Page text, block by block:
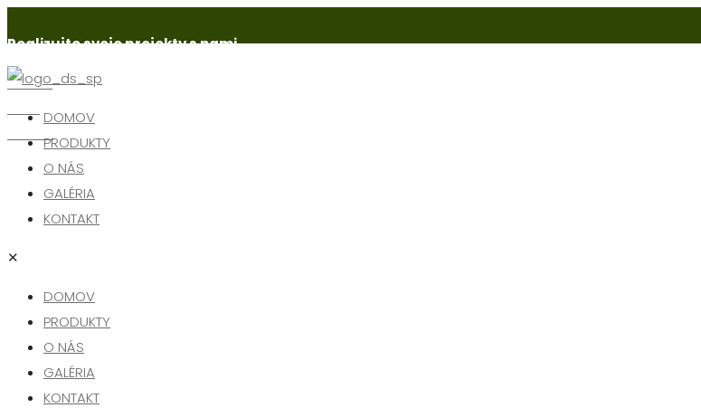
Realizujte svoje projekty s nami.
Senica
DOMOV
PRODUKTY
O NÁS
GALÉRIA
KONTAKT
✕
DOMOV
PRODUKTY
O NÁS
GALÉRIA
KONTAKT